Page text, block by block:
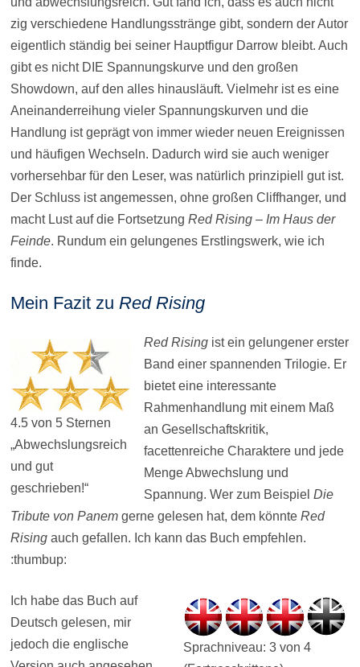
zig verschiedene Handlungsstränge gibt, sondern der Autor
eigentlich ständig bei seiner Hauptfigur Darrow bleibt. Auch
gibt es nicht DIE Spannungskurve und den großen
Showdown, auf den alles hinausläuft. Vielmehr ist es eine
Aneinanderreihung vieler Spannungskurven und die
Handlung ist geprägt von immer wieder neuen Ereignissen
und häufigen Wechseln. Dadurch wird sie auch weniger
vorhersehbar für den Leser, was natürlich prinzipiell gut ist.
Der Schluss ist angemessen, ohne großen Cliffhanger, und
macht Lust auf die Fortsetzung Red Rising – Im Haus der
Feinde. Rundum ein gelungenes Erstlingswerk, wie ich
finde.
Mein Fazit zu Red Rising
4.5 von 5 Sternen
„Abwechslungsreich
und gut
geschrieben!“
Red Risingist ein gelungener erster
Band einer spannenden Trilogie. Er
bietet eine interessante
Rahmenhandlung mit einem Maß
an Gesellschaftskritik,
facettenreiche Charaktere und jede
Menge Abwechslung und
Spannung. Wer zum Beispiel Die
Tribute von Panemgerne gelesen hat, dem könnte Red
Risingauch gefallen. Ich kann das Buch empfehlen.
:thumbup:
Sprachniveau: 3 von 4
Ich habe das Buch auf
Deutsch gelesen, mir
jedoch die englische